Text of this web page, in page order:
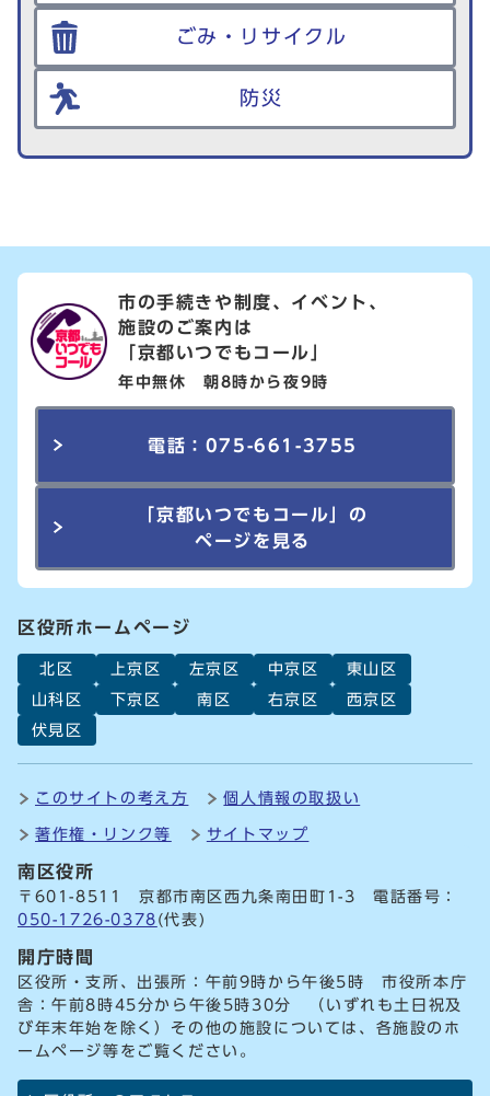
ごみ・リサイクル
防災
市の手続きや制度、イベント、
施設のご案内は
「京都いつでもコール」
年中無休 朝8時から夜9時
電話：075-661-3755
「京都いつでもコール」の
ページを見る
区役所ホームページ
北区 上京区 左京区 中京区
東山区
山科区
下京区 南区 右京区
西京区
伏見区
このサイトの考え方 個人情報の取扱い
著作権・リンク等 サイトマップ
南区役所
〒601-8511 京都市南区西九条南田町1-3 電話番号：
050-1726-0378 (代表)
開庁時間
区役所・支所、出張所：午前9時から午後5時 市役所本庁
舎：午前8時45分から午後5時30分 （いずれも土日祝及
び年末年始を除く）その他の施設については、各施設のホ
ームページ等をご覧ください。